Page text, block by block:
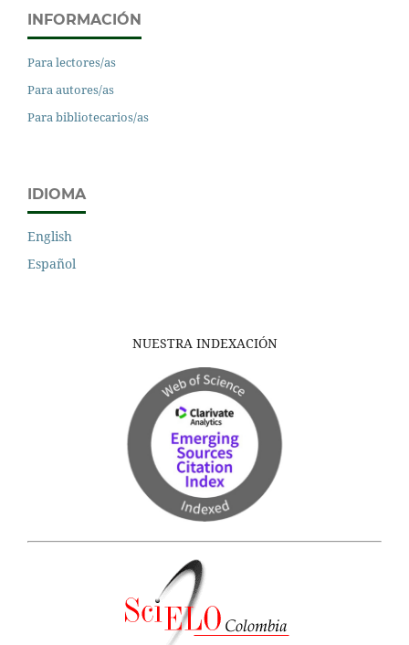
INFORMACIÓN
Para lectores/as
Para autores/as
Para bibliotecarios/as
IDIOMA
English
Español
NUESTRA INDEXACIÓN